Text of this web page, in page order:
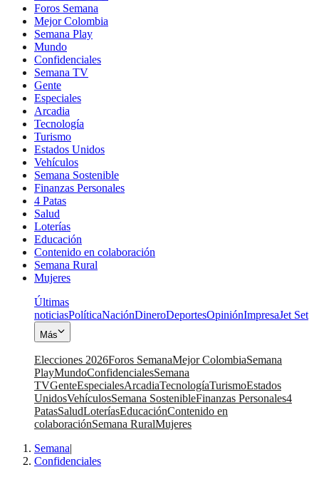
Foros Semana
Mejor Colombia
Semana Play
Mundo
Confidenciales
Semana TV
Gente
Especiales
Arcadia
Tecnología
Turismo
Estados Unidos
Vehículos
Semana Sostenible
Finanzas Personales
4 Patas
Salud
Loterías
Educación
Contenido en colaboración
Semana Rural
Mujeres
Últimas
noticiasPolíticaNaciónDineroDeportesOpiniónImpresaJet Set
Más
Elecciones 2026Foros SemanaMejor ColombiaSemana
PlayMundoConfidencialesSemana
TVGenteEspecialesArcadiaTecnologíaTurismoEstados
UnidosVehículosSemana SostenibleFinanzas Personales4
PatasSaludLoteríasEducaciónContenido en
colaboraciónSemana RuralMujeres
Semana|
Confidenciales